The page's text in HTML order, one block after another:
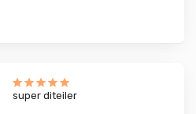
super diteiler